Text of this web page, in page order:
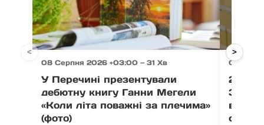
08 Серпня 2026 +03:00 — 31 Хв
У Перечині презентували
дебютну книгу Ганни Мегели
«Коли літа поважні за плечима»
(фото)
08
21
< >